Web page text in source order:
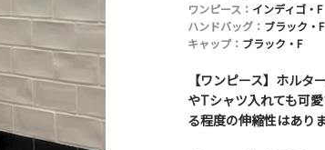
ワンピース： インディゴ・F
ハンドバッグ： ブラック・F
キャップ： ブラック・F
【ワンピース】ホル
やTシャツ入れても可
る程度の伸縮性はあり